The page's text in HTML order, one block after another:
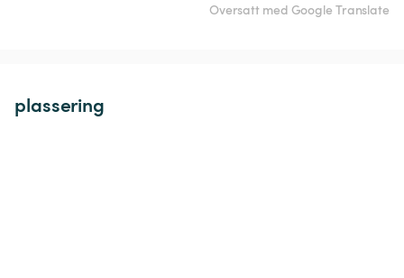
Oversatt med Google Translate
plassering